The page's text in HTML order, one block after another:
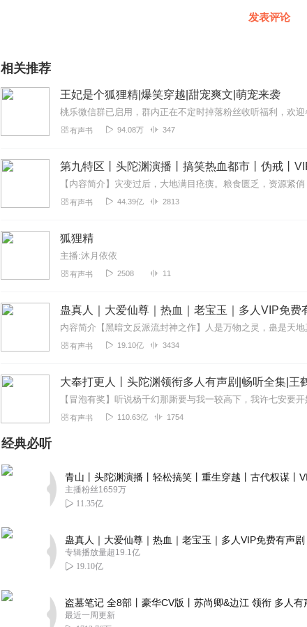
发表评论
相关推荐
王妃是个狐狸精|爆笑穿越|甜宠爽文|萌宠来袭
有声书 94.08万 347
第九特区丨头陀渊演播丨搞笑热血都市丨伪戒丨
有声书 44.39亿 2813
狐狸精
主播:沐月依依
有声书 2508 11
蛊真人｜大爱仙尊｜热血｜老宝玉｜多人VIP免费
有声书 19.10亿 3434
大奉打更人丨头陀渊领衔多人有声剧|畅听全集|
有声书 110.63亿 1754
经典必听
青山丨头陀渊演播丨轻松搞笑丨重生穿越丨古代权谋丨
主播粉丝1659万
11.35亿
蛊真人｜大爱仙尊｜热血｜老宝玉｜多人VIP免费有声剧
专辑播放量超19.1亿
19.10亿
盗墓笔记 全8部丨豪华CV版丨苏尚卿&边江 领衔 多人
最近一周更新